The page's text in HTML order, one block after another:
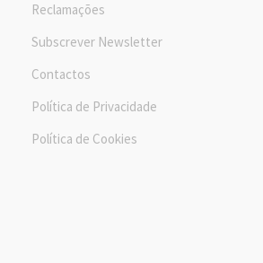
Reclamações
Subscrever Newsletter
Contactos
Política de Privacidade
Política de Cookies